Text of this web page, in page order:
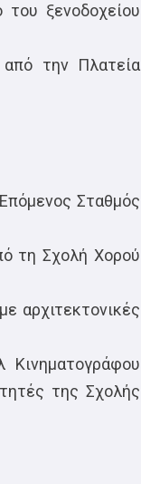
ξενοδοχείου
την Πλατεία
Σταθμός
τη Σχολή Χορού
αρχιτεκτονικές
της Σχολής